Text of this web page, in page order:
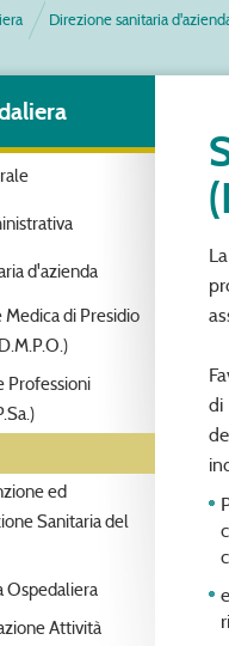
Direzione sanitaria
d'azienda
Medica di Presidio
Professioni
ed
Sanitaria del
Ospedaliera
Attività
di